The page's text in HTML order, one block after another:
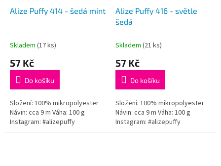
Alize Puffy 414 - šedá mint
Skladem (17 ks)
57 Kč
Do košíku
Složení: 100% mikropolyester
Návin: cca 9 m Váha: 100 g
Instagram: #alizepuffy
Alize Puffy 416 - světle
šedá
Skladem (21 ks)
57 Kč
Do košíku
Složení: 100% mikropolyester
Návin: cca 9 m Váha: 100 g
Instagram: #alizepuffy